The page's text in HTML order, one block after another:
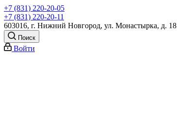
+7 (831) 220-20-05
+7 (831) 220-20-11
603016, г. Нижний Новгород, ул. Монастырка, д. 18
Поиск
Войти